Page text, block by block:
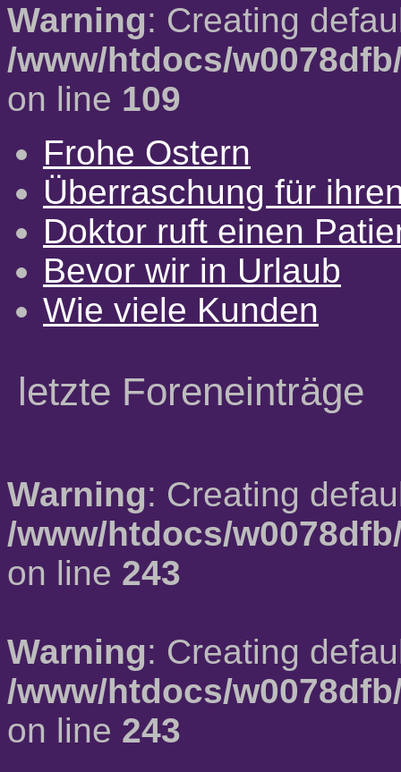
Warning: Creating
/www/htdocs/
on line 109
Frohe Ostern
Überraschung für
Doktor ruft einen
Bevor wir in Urlaub
Wie viele Kunden
letzte Foreneinträge
Warning: Creating
/www/htdocs/
on line 243
Warning: Creating
/www/htdocs/
on line 243